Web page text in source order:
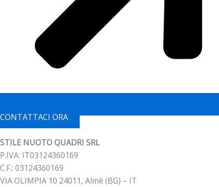
CONTATTACI ORA
STILE NUOTO QUADRI SRL
P.IVA: IT03124360169
C.F.: 03124360169
VIA OLIMPIA 10 24011, Almè (BG) – IT